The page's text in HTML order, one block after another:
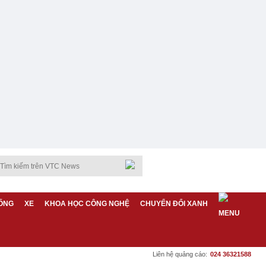
XE KHOA HỌC CÔNG NGHỆ CHUYỂN ĐỔI XANH
Liên hệ quảng cáo: 024 36321588